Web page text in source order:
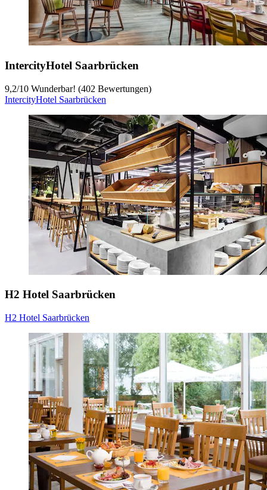
IntercityHotel Saarbrücken
9,2/10 Wunderbar! (402 Bewertungen)
IntercityHotel Saarbrücken
H2 Hotel Saarbrücken
H2 Hotel Saarbrücken